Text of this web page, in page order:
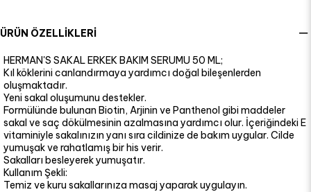
ÜRÜN ÖZELLIKLERI
HERMAN'S SAKAL ERKEK BAKIM SERUMU 50 ML;
Kıl köklerini canlandırmaya yardımcı doğal bileşenlerden
oluşmaktadır.
Yeni sakal oluşumunu destekler.
Formülünde bulunan Biotin, Arjinin ve Panthenol gibi maddeler
sakal ve saç dökülmesinin azalmasına yardımcı olur. İçeriğindeki E
vitaminiyle sakalınızın yanı sıra cildinize de bakım uygular. Cilde
yumuşak ve rahatlamış bir his verir.
Sakalları besleyerek yumuşatır.
Kullanım Şekli:
Temiz ve kuru sakallarınıza masaj yaparak uygulayın.